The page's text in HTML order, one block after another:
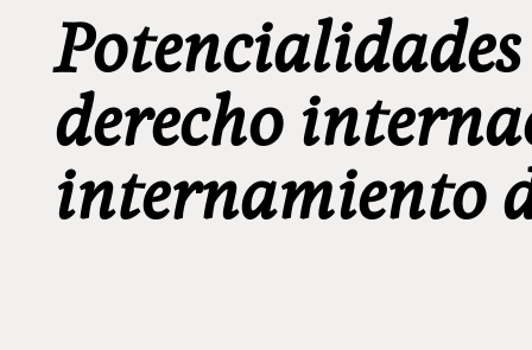
derecho
internamiento